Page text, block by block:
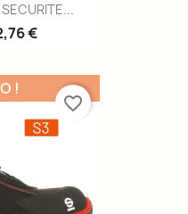
€
!
favorite_border